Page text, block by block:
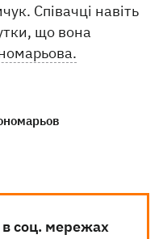
Співачці навіть
що вона
в соц. мережах